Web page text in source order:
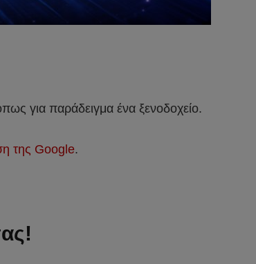
για παράδειγμα ένα ξενοδοχείο.
της Google.